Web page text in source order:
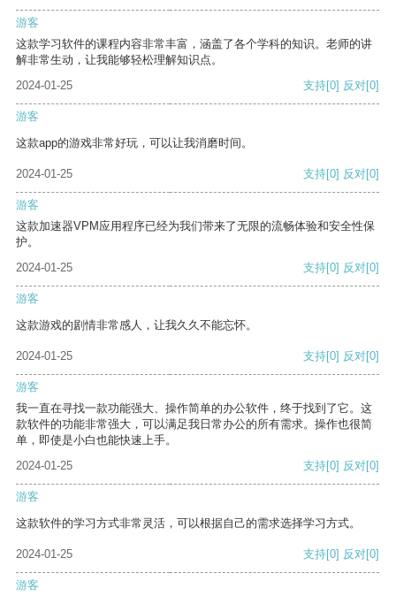
游客
这款学习软件的课程内容非常丰富，涵盖了各个学科的知识。老师的讲
解非常生动，让我能够轻松理解知识点。
2024-01-25
支持[0] 反对[0]
游客
这款app的游戏非常好玩，可以让我消磨时间。
2024-01-25 支持[0] 反对[0]
游客
这款加速器VPM应用程序已经为我们带来了无限的流畅体验和安全性保
护。
2024-01-25
支持[0] 反对[0]
游客
这款游戏的剧情非常感人，让我久久不能忘怀。
2024-01-25 支持[0] 反对[0]
游客
我一直在寻找一款功能强大、操作简单的办公软件，终于找到了它。这
款软件的功能非常强大，可以满足我日常办公的所有需求。操作也很简
单，即使是小白也能快速上手。
2024-01-25
支持[0] 反对[0]
游客
这款软件的学习方式非常灵活，可以根据自己的需求选择学习方式。
2024-01-25 支持[0] 反对[0]
游客